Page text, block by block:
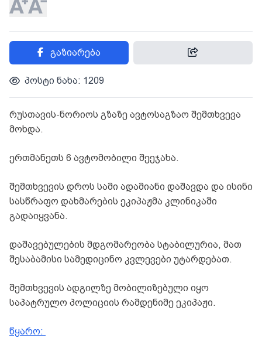
გაზიარება
პოსტი ნახა: 1209
რუსთავის-ნორიოს გზაზე ავტოსაგზაო შემთხვევა
მოხდა.
ერთმანეთს 6 ავტომობილი შეეჯახა.
შემთხვევის დროს სამი ადამიანი დაშავდა და ისინი
სასწრაფო დახმარების ეკიპაჟმა კლინიკაში
გადაიყვანა.
დაშავებულების მდგომარეობა სტაბილურია, მათ
შესაბამისი სამედიცინო კვლევები უტარდებათ.
შემთხვევის ადგილზე მობილიზებული იყო
საპატრულო პოლიციის რამდენიმე ეკიპაჟი.
წყარო: